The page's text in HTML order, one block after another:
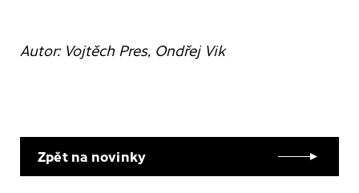
Autor: Vojtěch Pres, Ondřej Vik
Zpět na novinky